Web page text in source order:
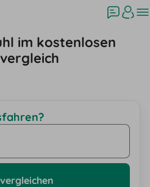
im kostenlosen